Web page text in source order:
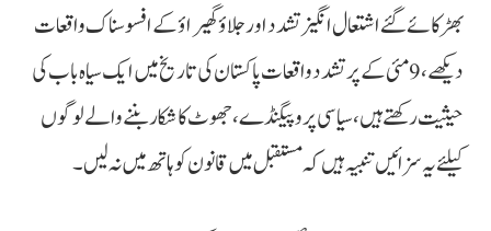
بھڑکائےگئے اشتعال انگیز تشدد اورجلاؤ گھیراؤ کے افسوسناک واقعات
دیکھے، 9 مئی کے پرتشدد واقعات پاکستان کی تاریخ میں ایک سیاہ باب کی
حیثیت رکھتے ہیں، سیاسی پروپیگنڈے، جھوٹ کا شکار بننے والے لوگوں
کیلئے یہ سزائیں تنبیہ ہیں کہ مستقبل میں قانون کو ہاتھ میں نہ لیں۔